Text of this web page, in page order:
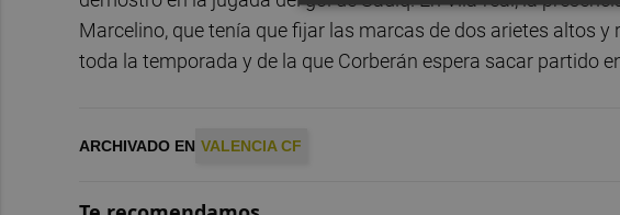
Marcelino, que tenía que fijar las marcas de dos arietes altos
toda la temporada y de la que Corberán espera sacar partido
ARCHIVADO EN VALENCIA CF